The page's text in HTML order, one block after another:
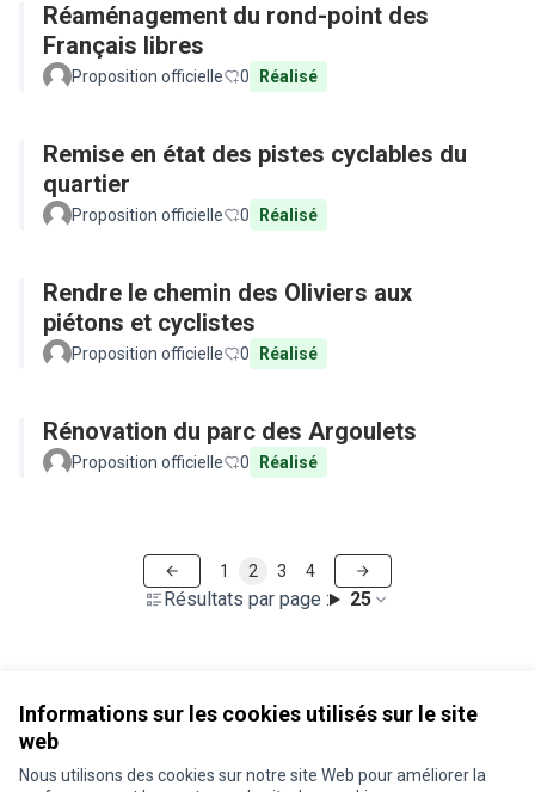
Informations sur les cookies utilisés sur le site
web
Nous utilisons des cookies sur notre site Web pour améliorer la
Réaménagement du rond-point des
Français libres
Proposition officielle 0 Réalisé
Remise en état des pistes cyclables du
quartier
Proposition officielle 0 Réalisé
Rendre le chemin des Oliviers aux
piétons et cyclistes
Proposition officielle 0 Réalisé
Rénovation du parc des Argoulets
Proposition officielle 0 Réalisé
Résultats par page : 25
1 2 3 4
Conditions d'utilisation